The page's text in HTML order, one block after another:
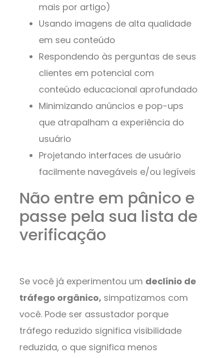
mais por artigo)
Usando imagens de alta qualidade
em seu conteúdo
Respondendo às perguntas de seus
clientes em potencial com
conteúdo educacional aprofundado
Minimizando anúncios e pop-ups
que atrapalham a experiência do
usuário
Projetando interfaces de usuário
facilmente navegáveis ​​e/ou legíveis
Não entre em pânico e
passe pela sua lista de
verificação
Se você já experimentou um declínio de
tráfego orgânico, simpatizamos com
você. Pode ser assustador porque
tráfego reduzido significa visibilidade
reduzida, o que significa menos